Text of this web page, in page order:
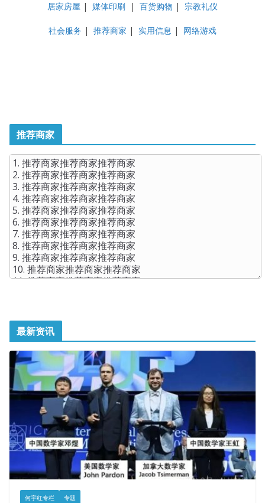
居家房屋 | 媒体印刷 | 百货购物 | 宗教礼仪
社会服务 | 推荐商家 | 实用信息 | 网络游戏
推荐商家
最新资讯
何宇红专栏 专题